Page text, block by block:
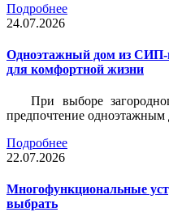
Подробнее
24.07.2026
Одноэтажный дом из СИП-
для комфортной жизни
При выборе
предпочтение одноэтажным
Подробнее
22.07.2026
Многофункциональные
выбрать